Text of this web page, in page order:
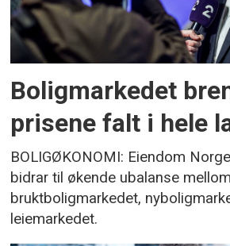
Boligmarkedet
prisene falt i hele
BOLIGØKONOMI: Eiendom
bidrar til økende ubalanse mellom
bruktboligmarkedet,
leiemarkedet.